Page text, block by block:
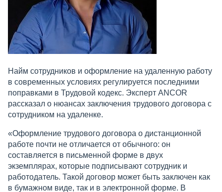
Найм сотрудников и оформление на удаленную работу
в современных условиях регулируется последними
поправками в Трудовой кодекс. Эксперт ANCOR
рассказал о нюансах заключения трудового договора с
сотрудником на удаленке.
«Оформление трудового договора о дистанционной
работе почти не отличается от обычного: он
составляется в письменной форме в двух
экземплярах, которые подписывают сотрудник и
работодатель. Такой договор может быть заключен как
в бумажном виде, так и в электронной форме. В